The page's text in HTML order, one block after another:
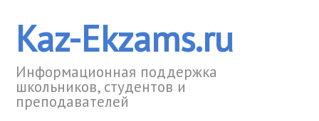
Kaz-Ekzams.ru
Информационная поддержка
школьников, студентов и
преподавателей